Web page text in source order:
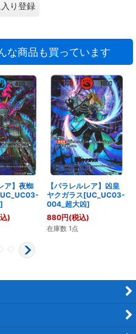
り登録
な商品も買っています
ア】夜蜘
)
【パラレルレア】凶皇
ヤクガラス[UC_UC03-
004_超大凶]
880円(税込)
在庫数 1点